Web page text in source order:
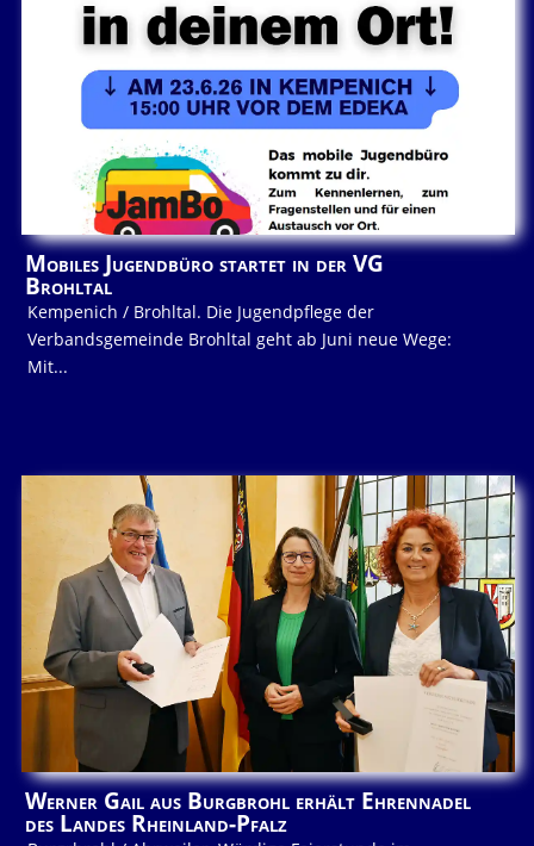
Mobiles Jugendbüro startet in der VG
Brohltal
Kempenich / Brohltal. Die Jugendpflege der
Verbandsgemeinde Brohltal geht ab Juni neue Wege:
Mit...
Werner Gail aus Burgbrohl erhält Ehrennadel
des Landes Rheinland-Pfalz